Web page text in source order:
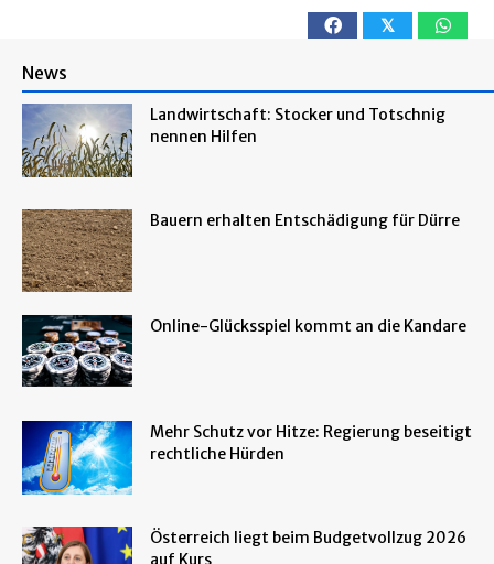
𝕏
News
Landwirtschaft: Stocker und Totschnig
nennen Hilfen
Bauern erhalten Entschädigung für Dürre
Online-Glücksspiel kommt an die Kandare
Mehr Schutz vor Hitze: Regierung beseitigt
rechtliche Hürden
Österreich liegt beim Budgetvollzug 2026
auf Kurs